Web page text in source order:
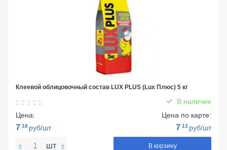
Клеевой облицовочный состав LUX PLUS (Lux Плюс) 5 кг
В наличии
Цена:
7 18 руб/шт
Цена по карте:
7 13 руб/шт
шт В корзину